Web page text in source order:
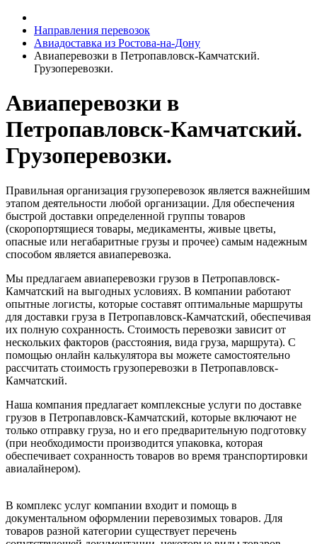
Направления перевозок
Авиадоставка из Ростова-на-Дону
Авиаперевозки в Петропавловск-Камчатский.
Грузоперевозки.
Авиаперевозки в
Петропавловск-Камчатский.
Грузоперевозки.
Правильная организация грузоперевозок является важнейшим
этапом деятельности любой организации. Для обеспечения
быстрой доставки определенной группы товаров
(скоропортящиеся товары, медикаменты, живые цветы,
опасные или негабаритные грузы и прочее) самым надежным
способом является авиаперевозка.
Мы предлагаем авиаперевозки грузов в Петропавловск-
Камчатский на выгодных условиях. В компании работают
опытные логисты, которые составят оптимальные маршруты
для доставки груза в Петропавловск-Камчатский, обеспечивая
их полную сохранность. Стоимость перевозки зависит от
нескольких факторов (расстояния, вида груза, маршрута). С
помощью онлайн калькулятора вы можете самостоятельно
рассчитать стоимость грузоперевозки в Петропавловск-
Камчатский.
Наша компания предлагает комплексные услуги по доставке
грузов в Петропавловск-Камчатский, которые включают не
только отправку груза, но и его предварительную подготовку
(при необходимости производится упаковка, которая
обеспечивает сохранность товаров во время транспортировки
авиалайнером).
В комплекс услуг компании входит и помощь в
документальном оформлении перевозимых товаров. Для
товаров разной категории существует перечень